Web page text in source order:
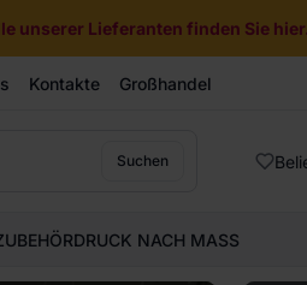
unserer Lieferanten finden Sie hier.
Kontakte Großhandel
Suchen
DRUCK NACH MASS